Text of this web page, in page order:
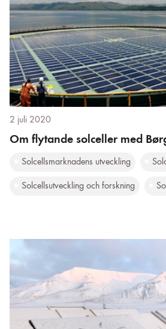
2 juli 2020
Om flytande solceller med
Solcellsmarknadens utveckling
Solcellsutveckling och forskning